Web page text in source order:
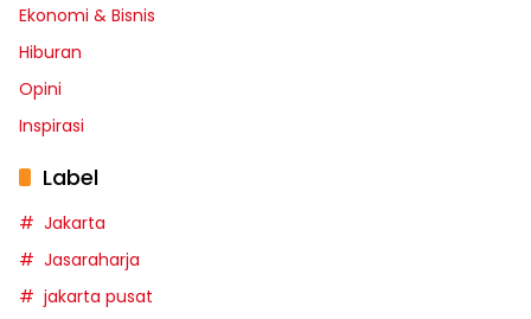
Ekonomi & Bisnis
Hiburan
Opini
Inspirasi
Label
Jakarta
Jasaraharja
jakarta pusat